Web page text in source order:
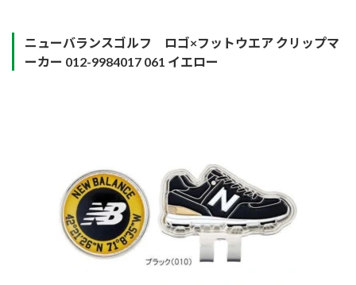
ニューバランスゴルフ ロゴ×フットウエア クリップマ
ーカー 012-9984017 061 イエロー